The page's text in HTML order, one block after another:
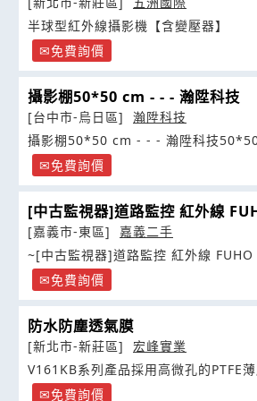
半球型紅外線攝影機【含變壓器】
免費詢價
攝影棚50*50 cm - - - 瀚陞科技
[台中市-烏日區]
瀚陞科技
攝影棚50*50 cm - - - 瀚陞科技
免費詢價
[中古監視器]道路監控 紅外線
[嘉義市-東區]
嘉義二手
~[中古監視器]道路監控 紅外線
免費詢價
防水防塵透氣膜
[新北市-新莊區]
宏峰實業
V161KB系列產品採用高微孔的PTFE
免費詢價